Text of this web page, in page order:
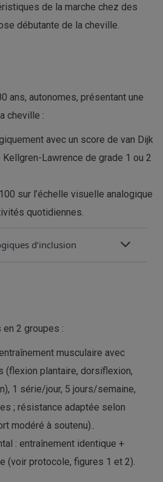
de la marche chez des
débutante de la cheville.
ans, autonomes, présentant une
cheville :
avec un score de van Dijk
Lawrence de grade 1 ou 2
sur l’échelle visuelle analogique
quotidiennes.
d’inclusion
2 groupes :
musculaire avec
(flexion plantaire, dorsiflexion,
1 série/jour, 5 jours/semaine,
; résistance adaptée selon
modéré à soutenu)..
: entraînement identique +
(voir protocole, figures 1 et 2).